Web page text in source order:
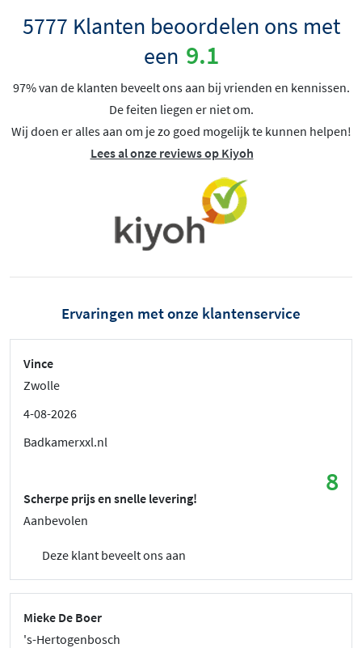
5777 Klanten beoordelen ons met
een 9.1
97% van de klanten beveelt ons aan bij vrienden en kennissen.
De feiten liegen er niet om.
Wij doen er alles aan om je zo goed mogelijk te kunnen helpen!
Lees al onze reviews op Kiyoh
Ervaringen met onze klantenservice
Vince
Zwolle
4-08-2026
Badkamerxxl.nl
8
Scherpe prijs en snelle levering!
Aanbevolen
Deze klant beveelt ons aan
Mieke De Boer
's-Hertogenbosch